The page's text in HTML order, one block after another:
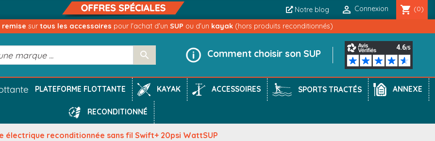
Notre blog  Connexion shopping_cart (0)
remise surtous les accessoires pour l'achat d'un SUP ou d'un kayak (hors produits reconditionnés)
 Comment choisir son SUP
PLATEFORME FLOTTANTE KAYAK ACCESSOIRES SPORTS TRACTÉS ANNEXE
RECONDITIONNÉ
électrique reconditionnée sans fil Swift+ 20psi WattSUP